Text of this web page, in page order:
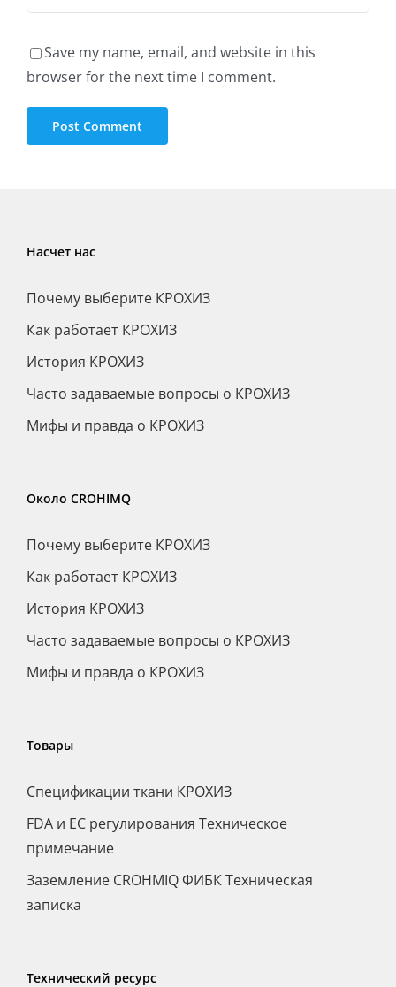
Save my name, email, and website in this
browser for the next time I comment.
Насчет нас
Почему выберите КРОХИЗ
Как работает КРОХИЗ
История КРОХИЗ
Часто задаваемые вопросы о КРОХИЗ
Мифы и правда о КРОХИЗ
Около CROHIMQ
Почему выберите КРОХИЗ
Как работает КРОХИЗ
История КРОХИЗ
Часто задаваемые вопросы о КРОХИЗ
Мифы и правда о КРОХИЗ
Товары
Спецификации ткани КРОХИЗ
FDA и ЕС регулирования Техническое
примечание
Заземление CROHMIQ ФИБК Техническая
записка
Технический ресурс